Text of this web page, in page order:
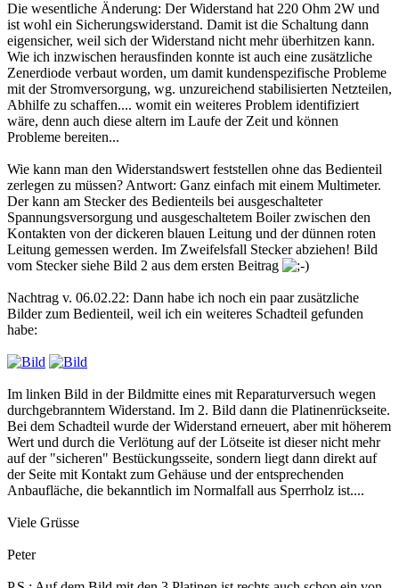
Die wesentliche Änderung: Der Widerstand hat 220 Ohm 2W und
ist wohl ein Sicherungswiderstand. Damit ist die Schaltung dann
eigensicher, weil sich der Widerstand nicht mehr überhitzen kann.
Wie ich inzwischen herausfinden konnte ist auch eine zusätzliche
Zenerdiode verbaut worden, um damit kundenspezifische Probleme
mit der Stromversorgung, wg. unzureichend stabilisierten Netzteilen,
Abhilfe zu schaffen.... womit ein weiteres Problem identifiziert
wäre, denn auch diese altern im Laufe der Zeit und können
Probleme bereiten...
Wie kann man den Widerstandswert feststellen ohne das Bedienteil
zerlegen zu müssen? Antwort: Ganz einfach mit einem Multimeter.
Der kann am Stecker des Bedienteils bei ausgeschalteter
Spannungsversorgung und ausgeschaltetem Boiler zwischen den
Kontakten von der dickeren blauen Leitung und der dünnen roten
Leitung gemessen werden. Im Zweifelsfall Stecker abziehen! Bild
vom Stecker siehe Bild 2 aus dem ersten Beitrag
Nachtrag v. 06.02.22: Dann habe ich noch ein paar zusätzliche
Bilder zum Bedienteil, weil ich ein weiteres Schadteil gefunden
habe:
Im linken Bild in der Bildmitte eines mit Reparaturversuch wegen
durchgebranntem Widerstand. Im 2. Bild dann die Platinenrückseite.
Bei dem Schadteil wurde der Widerstand erneuert, aber mit höherem
Wert und durch die Verlötung auf der Lötseite ist dieser nicht mehr
auf der "sicheren" Bestückungsseite, sondern liegt dann direkt auf
der Seite mit Kontakt zum Gehäuse und der entsprechenden
Anbaufläche, die bekanntlich im Normalfall aus Sperrholz ist....
Viele Grüsse
Peter